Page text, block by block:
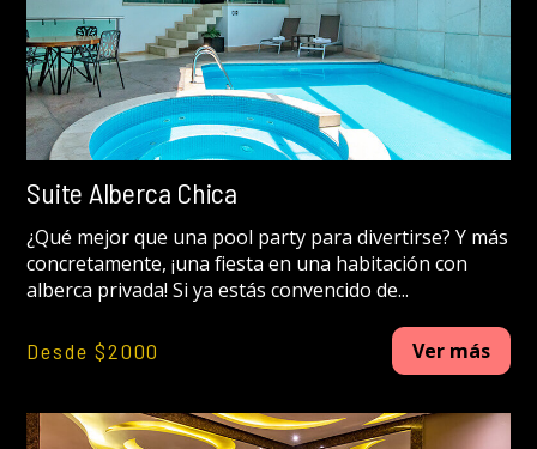
Suite Alberca Chica
¿Qué mejor que una pool party para divertirse? Y más
concretamente, ¡una fiesta en una habitación con
alberca privada! Si ya estás convencido de...
Desde $2000 Ver más